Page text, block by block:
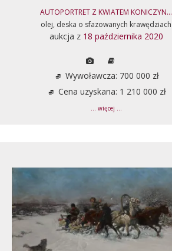
AUTOPORTRET Z KWIATEM KONICZYN...
olej, deska o sfazowanych krawędziach
aukcja z 18 października 2020
Wywoławcza: 700 000 zł
Cena uzyskana: 1 210 000 zł
... więcej ...